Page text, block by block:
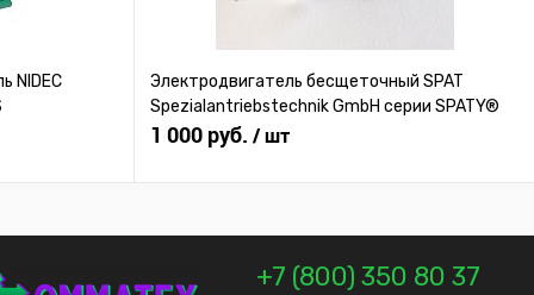
NIDEC
Электродвигатель бесщеточный SPAT
Spezialantriebstechnik GmbH серии SPATY®
1 000 руб. / шт
+7 (800) 350 80 37